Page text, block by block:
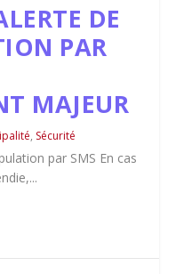
DE
PAR
MAJEUR
, Sécurité
par SMS En cas